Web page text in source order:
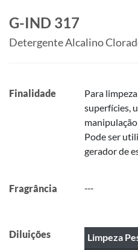
G-IND 317
Detergente Alcalino
Finalidade
Para
superfícies,
Pode ser
gerador de
Fragrância ---
Diluições Limpeza